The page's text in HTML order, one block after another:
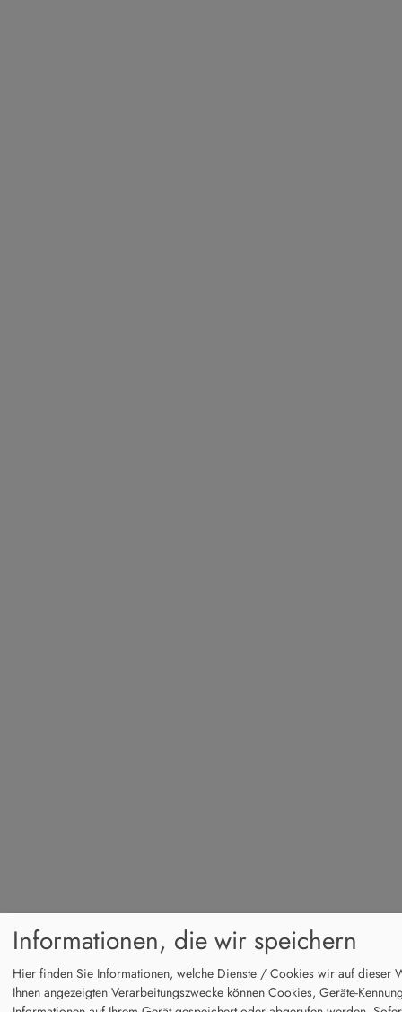
Informationen, die wir speichern
Hier finden Sie Informationen, welche Dienste / Cookies wir auf dieser
Ihnen angezeigten Verarbeitungszwecke können Cookies, Geräte-